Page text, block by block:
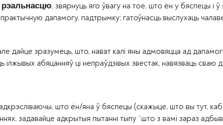
рэальнасцю, звярнуць яго ўвагу на тое, што ён у бяспецы і
дапамогу, падтрымку; гатоўнасць выслухаць
дайце зразумець, што, нават калі яны адмовяцца ад
абяцанняў ці непраўдзівых звестак, навязваць сваю
што ён/яна ў бяспецы (скажыце, што вы тут,
задавайце адкрытыя пытанні тыпу “што з вамі зараз